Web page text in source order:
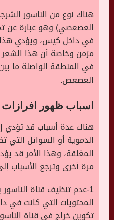
هناك نوع من الناسور
العصعصي) وهو عبارة عن
في داخل كيس، ويؤدي
مزمن وخاصة أن هذا
في المنطقة الواصلة ما
العصعص.
اسباب ظهور افرازات
هناك عدة أسباب قد تؤدي
الدموية أو السوائل التي
المغلقة، وهذا الأمر قد
مرة أخرى وترجع الأسباب
1-عدم تنظيف قناة
المحتويات التي كانت في
تكوين خراج في قناة